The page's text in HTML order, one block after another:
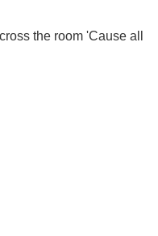
the room 'Cause all